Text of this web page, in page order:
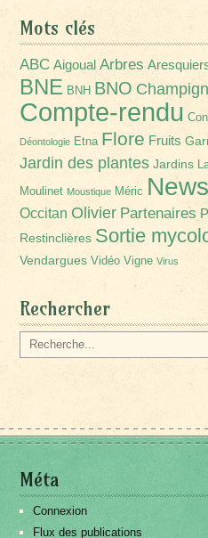
Mots clés
ABC Aigoual Arbres
BNE BNH BNO
Compte-rendu
Déontologie Etna Flore Fruits
Jardin des plantes Jardins
Moulinet Moustique Méric
Occitan Olivier Partenaires
Restinclières Sortie
Vendargues Vidéo Vigne Virus
Rechercher
Méta
Connexion
Flux des publications